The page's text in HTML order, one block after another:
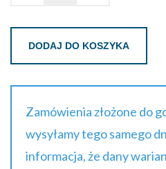
DODAJ DO KOSZYKA
Zamówienia złożone do
wysyłamy tego samego
informacja, że dany